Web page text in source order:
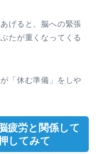
げると、脳への緊張
たが重くなってくる
「休む準備」をしや
疲労と関係して
してみて